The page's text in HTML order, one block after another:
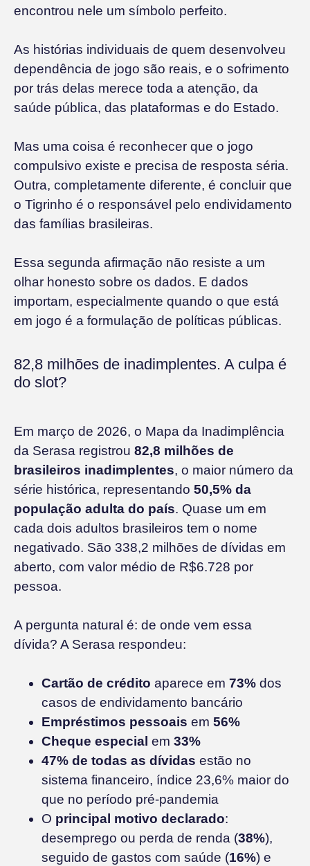
encontrou nele um símbolo perfeito.
As histórias individuais de quem desenvolveu
dependência de jogo são reais, e o sofrimento
por trás delas merece toda a atenção, da
saúde pública, das plataformas e do Estado.
Mas uma coisa é reconhecer que o jogo
compulsivo existe e precisa de resposta séria.
Outra, completamente diferente, é concluir que
o Tigrinho é o responsável pelo endividamento
das famílias brasileiras.
Essa segunda afirmação não resiste a um
olhar honesto sobre os dados. E dados
importam, especialmente quando o que está
em jogo é a formulação de políticas públicas.
82,8 milhões de inadimplentes. A culpa é
do slot?
Em março de 2026, o Mapa da Inadimplência
da Serasa registrou 82,8 milhões de
brasileiros inadimplentes, o maior número da
série histórica, representando 50,5% da
população adulta do país. Quase um em
cada dois adultos brasileiros tem o nome
negativado. São 338,2 milhões de dívidas em
aberto, com valor médio de R$6.728 por
pessoa.
A pergunta natural é: de onde vem essa
dívida? A Serasa respondeu:
Cartão de crédito aparece em 73% dos
casos de endividamento bancário
Empréstimos pessoais em 56%
Cheque especial em 33%
47% de todas as dívidas estão no
sistema financeiro, índice 23,6% maior do
que no período pré-pandemia
O principal motivo declarado:
desemprego ou perda de renda (38%),
seguido de gastos com saúde (16%) e